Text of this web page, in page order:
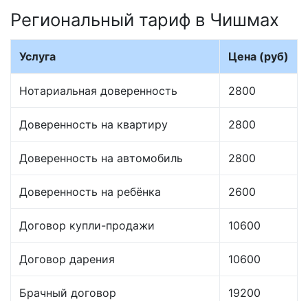
Региональный тариф в Чишмах
Услуга Цена (руб)
Нотариальная доверенность 2800
Доверенность на квартиру 2800
Доверенность на автомобиль 2800
Доверенность на ребёнка 2600
Договор купли-продажи 10600
Договор дарения 10600
Брачный договор 19200